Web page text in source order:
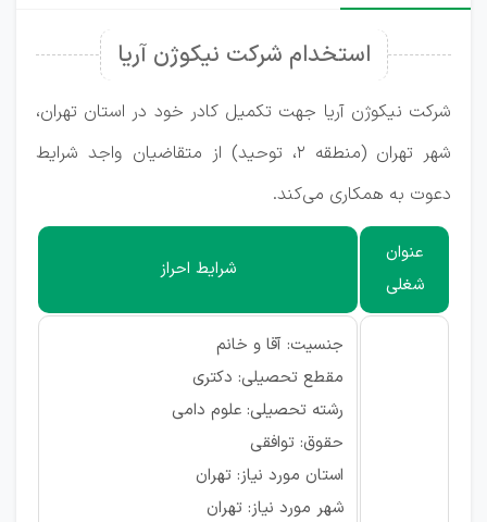
استخدام شرکت نیکوژن آریا
شرکت نیکوژن آریا جهت تکمیل کادر خود در استان تهران،
شهر تهران (منطقه ۲، توحید) از متقاضیان واجد شرایط
دعوت به همکاری می‌کند.
عنوان
شغلی
شرایط احراز
جنسیت: آقا و خانم
مقطع تحصیلی: دکتری
رشته تحصیلی: علوم دامی
حقوق: توافقی
استان مورد نیاز: تهران
شهر مورد نیاز: تهران